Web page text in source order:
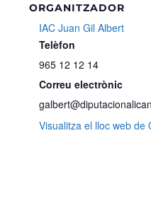
ORGANITZADOR
IAC Juan Gil Albert
Telèfon
965 12 12 14
Correu electrònic
Visualitza el lloc web de